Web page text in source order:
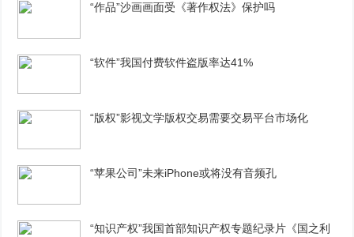
“作品”沙画画面受《著作权法》保护吗
“软件”我国付费软件盗版率达41%
“版权”影视文学版权交易需要交易平台市场化
“苹果公司”未来iPhone或将没有音频孔
“知识产权”我国首部知识产权专题纪录片《国之利